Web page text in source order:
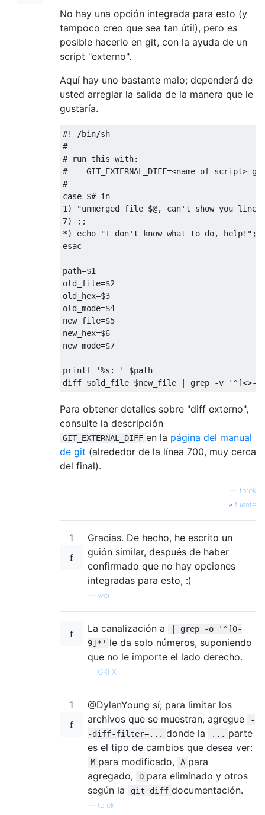
No hay una opción integrada para esto (y
tampoco creo que sea tan útil), pero es
posible hacerlo en git, con la ayuda de un
script "externo".
Aquí hay uno bastante malo; dependerá de
usted arreglar la salida de la manera que le
gustaría.
#! /bin/sh
#
# run this with:
#    GIT_EXTERNAL_DIFF=<name of
#
case $# in
1) "unmerged file $@, can't show you line
7) ;;
*) echo "I don't know what to do, help!";
esac
path=$1
old_file=$2
old_hex=$3
old_mode=$4
new_file=$5
new_hex=$6
new_mode=$7
printf '%s: ' $path
Para obtener detalles sobre "diff externo",
consulte la descripción
GIT_EXTERNAL_DIFF en la página del manual
de git (alrededor de la línea 700, muy cerca
del final).
torek
fuente
1
Gracias. De hecho, he escrito un
guión similar, después de haber
confirmado que no hay opciones
integradas para esto, :)
wei
La canalización a
| grep -o '^[0-
9]*' le da solo números, suponiendo
que no le importe el lado derecho.
— GKFX
1
@DylanYoung sí; para limitar los
archivos que se muestran, agregue
-
-diff-filter=... donde la ... parte
es el tipo de cambios que desea ver:
M para modificado, A para
agregado,
D para eliminado y otros
según la
git diff documentación.
torek